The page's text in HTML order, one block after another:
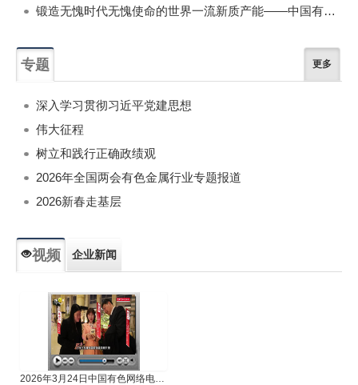
锻造无愧时代无愧使命的世界一流新质产能——中国有色金属工业的战略应对与破局之道（二）
专题 更多
深入学习贯彻习近平党建思想
伟大征程
树立和践行正确政绩观
2026年全国两会有色金属行业专题报道
2026新春走基层
视频 企业新闻
2026年3月24日中国有色网络电视新闻